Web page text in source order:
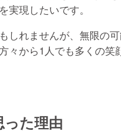
実現したいです。
しれませんが、無限の
から1人でも多くの笑
た理由